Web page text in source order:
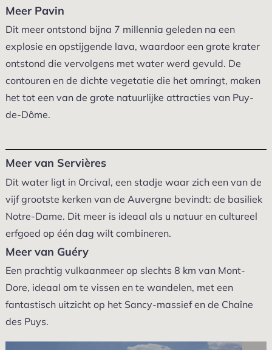
Meer Pavin
Dit meer ontstond bijna 7 millennia geleden na een
explosie en opstijgende lava, waardoor een grote krater
ontstond die vervolgens met water werd gevuld. De
contouren en de dichte vegetatie die het omringt, maken
het tot een van de grote natuurlijke attracties van Puy-
de-Dôme.
Meer van Servières
Dit water ligt in Orcival, een stadje waar zich een van de
vijf grootste kerken van de Auvergne bevindt: de basiliek
Notre-Dame. Dit meer is ideaal als u natuur en cultureel
erfgoed op één dag wilt combineren.
Meer van Guéry
Een prachtig vulkaanmeer op slechts 8 km van Mont-
Dore, ideaal om te vissen en te wandelen, met een
fantastisch uitzicht op het Sancy-massief en de Chaîne
des Puys.